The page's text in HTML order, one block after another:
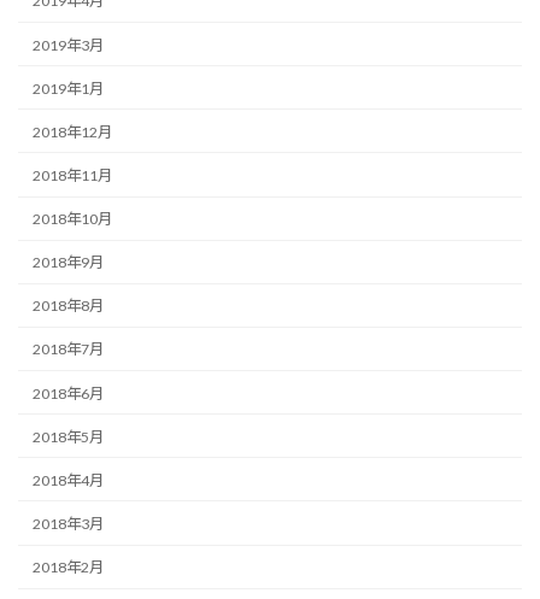
2019年3月
2019年1月
2018年12月
2018年11月
2018年10月
2018年9月
2018年8月
2018年7月
2018年6月
2018年5月
2018年4月
2018年3月
2018年2月